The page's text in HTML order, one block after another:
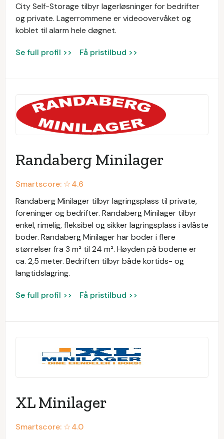
City Self-Storage tilbyr lagerløsninger for bedrifter
og private. Lagerrommene er videoovervåket og
koblet til alarm hele døgnet.
Se full profil >> Få pristilbud >>
Randaberg Minilager
Smartscore: ☆4.6
Randaberg Minilager tilbyr lagringsplass til private,
foreninger og bedrifter. Randaberg Minilager tilbyr
enkel, rimelig, fleksibel og sikker lagringsplass i avlåste
boder. Randaberg Minilager har boder i flere
størrelser fra 3 m² til 24 m². Høyden på bodene er
ca. 2,5 meter. Bedriften tilbyr både kortids- og
langtidslagring.
Se full profil >> Få pristilbud >>
XL Minilager
Smartscore: ☆4.0